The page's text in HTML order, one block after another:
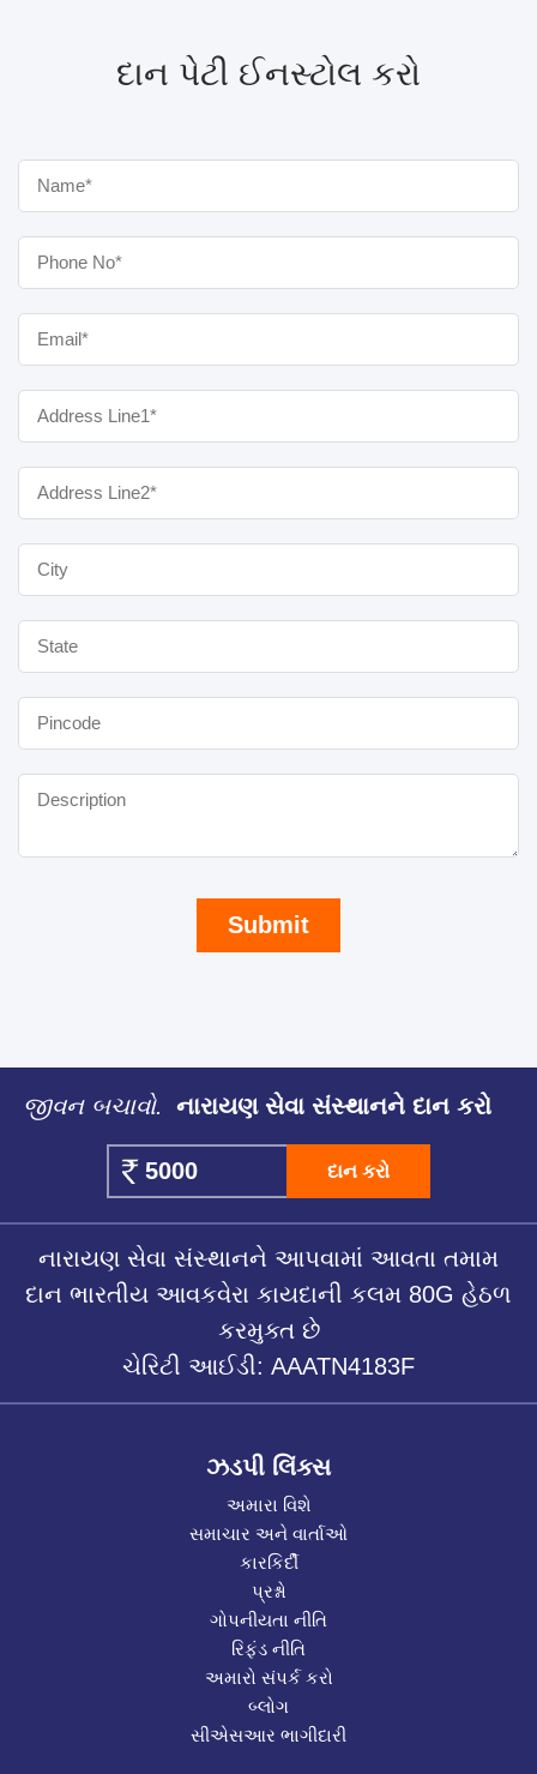
દાન પેટી ઈનસ્ટોલ કરો
Submit
જીવન બચાવો. નારાયણ સેવા સંસ્થાનને દાન કરો
દાન કરો
નારાયણ સેવા સંસ્થાનને આપવામાં આવતા તમામ
દાન ભારતીય આવકવેરા કાયદાની કલમ 80G હેઠળ
કરમુક્ત છે
ચેરિટી આઈડી: AAATN4183F
ઝડપી લિંક્સ
અમારા વિશે
સમાચાર અને વાર્તાઓ
કારકિર્દી
પ્રશ્નો
ગોપનીયતા નીતિ
રિફંડ નીતિ
અમારો સંપર્ક કરો
બ્લોગ
સીએસઆર ભાગીદારી